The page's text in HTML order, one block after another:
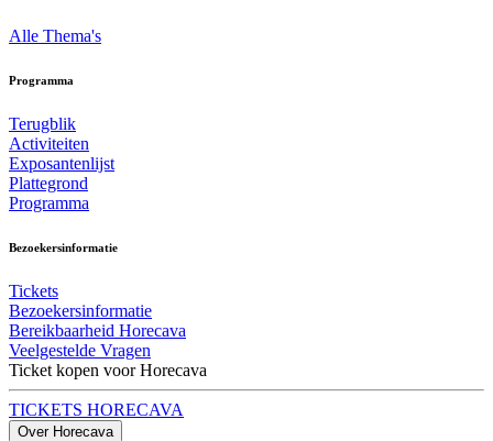
Alle Thema's
Programma
Terugblik
Activiteiten
Exposantenlijst
Plattegrond
Programma
Bezoekersinformatie
Tickets
Bezoekersinformatie
Bereikbaarheid Horecava
Veelgestelde Vragen
Ticket kopen voor Horecava
TICKETS HORECAVA
Over Horecava